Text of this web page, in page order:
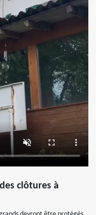
clôtures à